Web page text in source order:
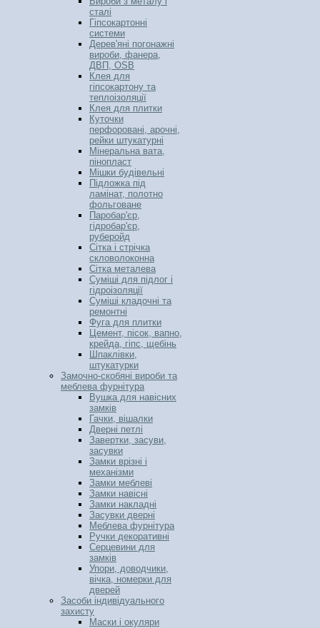
сталі
Гіпсокартонні
системи
Дерев'яні погонажні
вироби, фанера,
ДВП, OSB
Клея для
гіпсокартону та
теплоізоляції
Клея для плитки
Куточки
перфоровані, арочні,
рейки штукатурні
Мінеральна вата,
пінопласт
Мішки будівельні
Підложка під
ламінат, полотно
фольговане
Паробар'єр,
гідробар'єр,
руберойд
Сітка і стрічка
скловолоконна
Сітка металева
Суміші для підлог і
гідроізоляції
Суміші кладочні та
ремонтні
Фуга для плитки
Цемент, пісок, вапно,
крейда, гіпс, щебінь
Шпаклівки,
штукатурки
Замочно-скобяні вироби та
меблева фурнітура
Вушка для навісних
замків
Гачки, вішалки
Дверні петлі
Завертки, засуви,
засувки
Замки врізні і
механізми
Замки меблеві
Замки навісні
Замки накладні
Засувки дверні
Меблева фурнітура
Ручки декоративні
Серцевини для
замків
Упори, доводчики,
вічка, номерки для
дверей
Засоби індивідуального
захисту
Маски і окуляри